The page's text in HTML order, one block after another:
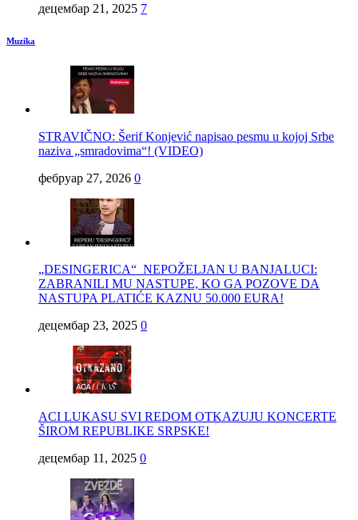
децембар 21, 2025 7
Muzika
STRAVIČNO: Šerif Konjević napisao pesmu u kojoj Srbe
naziva „smradovima“! (VIDEO)
фебруар 27, 2026 0
„DESINGERICA“ NEPOŽELJAN U BANJALUCI:
ZABRANILI MU NASTUPE, KO GA POZOVE DA
NASTUPA PLATIĆE KAZNU 50.000 EURA!
децембар 23, 2025 0
ACI LUKASU SVI REDOM OTKAZUJU KONCERTE
ŠIROM REPUBLIKE SRPSKE!
децембар 11, 2025 0